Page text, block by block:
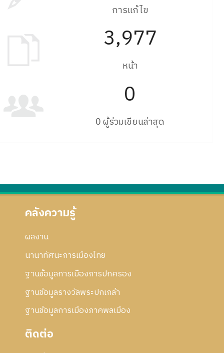
การแก้ไข
3,977
หน้า
0
0 ผู้ร่วมเขียนล่าสุด
คลังความรู้
ผลงาน
นานาทัศนะการเมืองไทย
ฐานข้อมูลการเมืองการปกครอง
ฐานข้อมูลรางวัลพระปกเกล้า
ฐานข้อมูลการเมืองภาคพลเมือง
ติดต่อ